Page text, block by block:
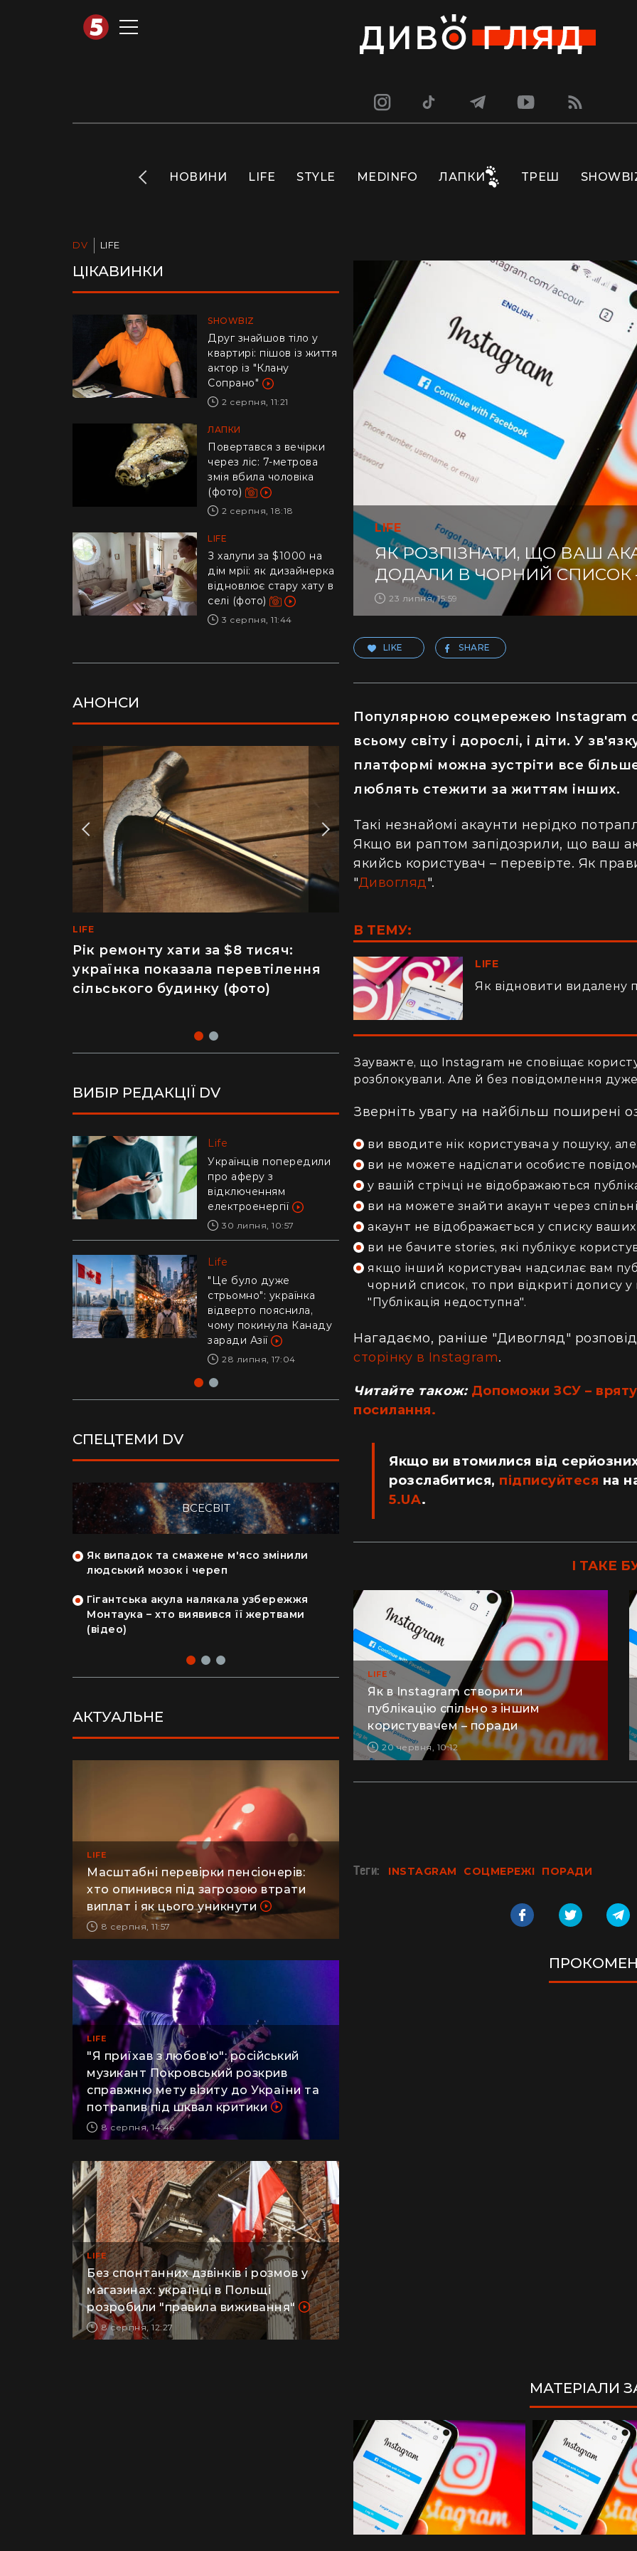
INFO НОВИНИ LIFE STYLE MEDINFO ЛАПКИ ТРЕШ
DV LIFE
ЦІКАВИНКИ
SHOWBIZ
Друг знайшов тіло у
квартирі: пішов із життя
актор із "Клану
Сопрано"
2 серпня, 11:21
ЛАПКИ
Повертався з вечірки
через ліс: 7-метрова
змія вбила чоловіка
(фото)
2 серпня, 18:18
LIFE
З халупи за $1000 на
дім мрії: як дизайнерка
відновлює стару хату в
селі (фото)
3 серпня, 11:44
АНОНСИ
LIFE
Рік ремонту хати за $8 тисяч:
українка показала перевтілення
сільського будинку (фото)
MEDINFO
Майже 2 тисячі отруєнь через
салат – як відвідування
популярного ресторану призвело
ВИБІР РЕДАКЦІЇ DV
Life
Українців попередили
про аферу з
відключенням
електроенергії
30 липня, 10:57
Life
"Це було дуже
стрьомно": українка
відверто пояснила,
чому покинула Канаду
заради Азії
28 липня, 17:04
Life
Ледь втримали на
руках: у Дніпрі рибалки
витягли з річки
гігантського коропа
(відео)
28 липня, 17:47
Life
Драматичне відео із
Каліфорнії: 16-річний
ризикнув життям
заради дитини –
реакція Трампа
ВСЕСВІТ
Як випадок та смажене м'ясо змінили
Гігантська акула налякала узбережжя
Монтаука – хто виявився її жертвами
"Я відчув, як трясеться земля": перед
(відео)
Життя на круїзному лайнері: скільки
коштує купити каюту та мешкати в морі
З
з
LIFE
Масштабні перевірки пенсіонерів:
хто опинився під загрозою втрати
виплат і як цього уникнути
8 серпня, 11:57
LIFE
"Я приїхав з любов’ю": російський
музикант Покровський розкрив
справжню мету візиту до України та
потрапив під шквал критики
8 серпня, 14:46
LIFE
Без спонтанних дзвінків і розмов у
магазинах: українці в Польщі
розробили "правила виживання"
8 серпня, 12:27
LIFE
ЯК РОЗПІЗНАТИ, ЩО ВАШ
ДОДАЛИ В ЧОРНИЙ СПИСОК
23 липня, 15:59
LIKE SHARE
Популярною соцмережею Instagram
всьому світу і дорослі, і діти. У
платформі можна зустріти все
люблять стежити за життям інших.
Такі незнайомі акаунти нерідко
Якщо ви раптом запідозрили, що ваш
якийсь користувач – перевірте. Як
"Дивогляд".
В ТЕМУ:
LIFE
Як відновити видалену
Зауважте, що Instagram не сповіщає
розблокували. Але й без повідомлення
Зверніть увагу на найбільш поширені
ви вводите нік користувача у пошуку,
ви не можете надіслати особисте
у вашій стрічці не відображаються
ви на можете знайти акаунт через
акаунт не відображається у списку
ви не бачите stories, які публікує
якщо інший користувач надсилає вам
чорний список, то при відкриті допису
"Публікація недоступна".
Нагадаємо, раніше "Дивогляд"
сторінку в Instagram.
Читайте також: Допоможи ЗСУ –
посилання.
Якщо ви втомилися від
розслабитися, підписуйтеся на
5.UA.
І ТАКЕ
LIFE
Як в Instagram створити
публікацію спільно з іншим
користувачем – поради
20 червня, 10:12
Теги: INSTAGRAM СОЦМЕРЕЖІ ПОРАДИ
МАТЕРІАЛИ